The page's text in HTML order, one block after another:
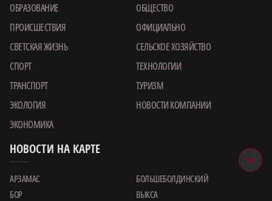
ОБРАЗОВАНИЕ
ОБЩЕСТВО
ПРОИСШЕСТВИЯ
ОФИЦИАЛЬНО
СВЕТСКАЯ ЖИЗНЬ
СЕЛЬСКОЕ ХОЗЯЙСТВО
СПОРТ
ТЕХНОЛОГИИ
ТРАНСПОРТ
ТУРИЗМ
ЭКОЛОГИЯ
НОВОСТИ КОМПАНИИ
ЭКОНОМИКА
НОВОСТИ НА КАРТЕ
АРЗАМАС
БОЛЬШЕБОЛДИНСКИЙ
БОР
ВЫКСА